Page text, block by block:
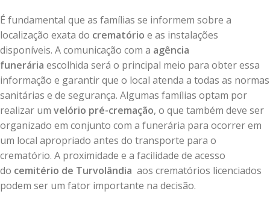
É fundamental que as famílias se informem sobre a
localização exata do crematório e as instalações
disponíveis. A comunicação com a agência
funerária escolhida será o principal meio para obter essa
informação e garantir que o local atenda a todas as normas
sanitárias e de segurança. Algumas famílias optam por
realizar um velório pré-cremação, o que também deve ser
organizado em conjunto com a funerária para ocorrer em
um local apropriado antes do transporte para o
crematório. A proximidade e a facilidade de acesso
do cemitério de Turvolândia aos crematórios licenciados
podem ser um fator importante na decisão.